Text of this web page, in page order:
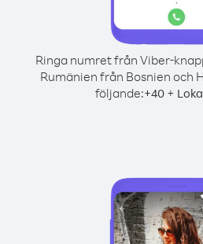
Ringa numret från Viber-
Rumänien från Bosnien och
följande:+40+